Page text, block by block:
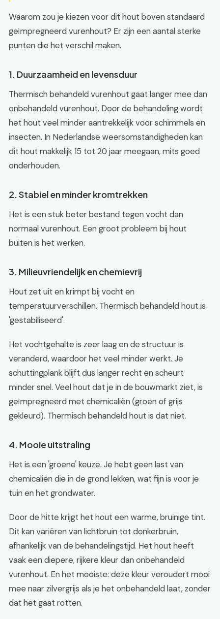
Waarom zou je kiezen voor dit hout boven standaard
geïmpregneerd vurenhout? Er zijn een aantal sterke
punten die het verschil maken.
1. Duurzaamheid en levensduur
Thermisch behandeld vurenhout gaat langer mee dan
onbehandeld vurenhout. Door de behandeling wordt
het hout veel minder aantrekkelijk voor schimmels en
insecten. In Nederlandse weersomstandigheden kan
dit hout makkelijk 15 tot 20 jaar meegaan, mits goed
onderhouden.
2. Stabiel en minder kromtrekken
Het is een stuk beter bestand tegen vocht dan
normaal vurenhout. Een groot probleem bij hout
buiten is het werken.
3. Milieuvriendelijk en chemievrij
Hout zet uit en krimpt bij vocht en
temperatuurverschillen. Thermisch behandeld hout is
'gestabiliseerd'.
Het vochtgehalte is zeer laag en de structuur is
veranderd, waardoor het veel minder werkt. Je
schuttingplank blijft dus langer recht en scheurt
minder snel. Veel hout dat je in de bouwmarkt ziet, is
geïmpregneerd met chemicaliën (groen of grijs
gekleurd). Thermisch behandeld hout is dat niet.
4. Mooie uitstraling
Het is een 'groene' keuze. Je hebt geen last van
chemicaliën die in de grond lekken, wat fijn is voor je
tuin en het grondwater.
Door de hitte krijgt het hout een warme, bruinige tint.
Dit kan variëren van lichtbruin tot donkerbruin,
afhankelijk van de behandelingstijd. Het hout heeft
vaak een diepere, rijkere kleur dan onbehandeld
vurenhout. En het mooiste: deze kleur veroudert mooi
mee naar zilvergrijs als je het onbehandeld laat, zonder
dat het gaat rotten.